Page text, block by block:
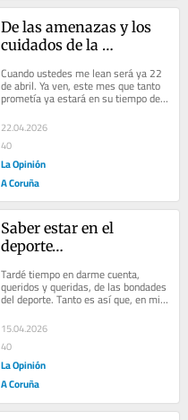
De las amenazas y los
cuidados de la
Cuando ustedes me lean será ya 22
de abril. Ya ven, este mes que tanto
prometía ya estará en su tiempo de
descuento, y la realidad de un
verano...
22.04.2026
40
La Opinión
A Coruña
Saber estar en el
deporte…
Tardé tiempo en darme cuenta,
queridos y queridas, de las bondades
del deporte. Tanto es así que, en mis
años más mozos, despachaba con
cierto...
15.04.2026
40
La Opinión
A Coruña